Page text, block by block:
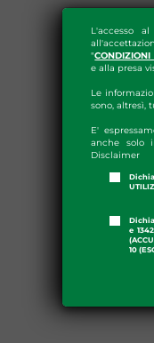
L'accesso
"CONDIZIONI
e alla presa
Le
sono, altresì,
E'
anche solo
Disclaimer
e
10